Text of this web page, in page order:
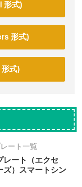
形式)
形式)
式)
ート一覧
レート（エクセ
ズ）スマートシン